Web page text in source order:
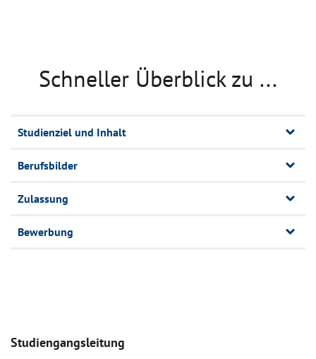
Schneller Überblick zu ...
Studienziel und Inhalt
Berufsbilder
Zulassung
Bewerbung
Studiengangsleitung